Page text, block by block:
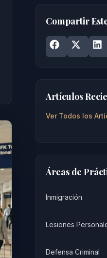
Compartir
Share onShare on
Artículos
Ver Todos los
Áreas de
Inmigración
Lesiones
Defensa Criminal